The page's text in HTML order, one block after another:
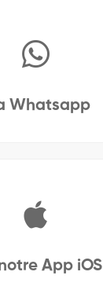
Whatsapp
App iOS